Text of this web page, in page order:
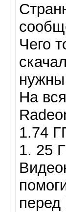
Чего
На
1.74
1. 25
перед